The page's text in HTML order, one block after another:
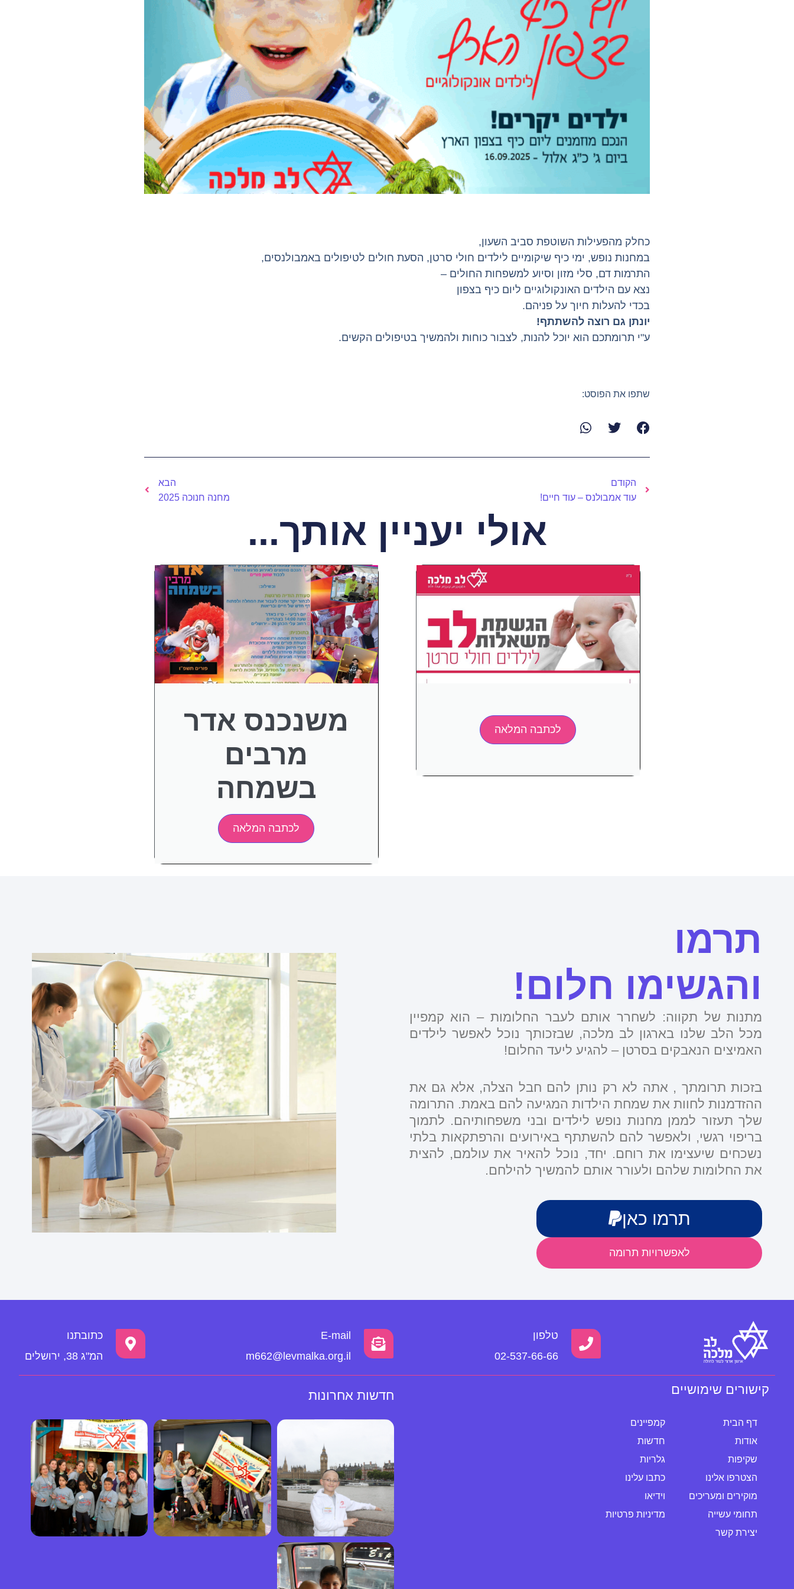
כחלק מהפעילות השוטפת סביב השעון,
במחנות נופש, ימי כיף שיקומיים לילדים חולי סרטן, הסעת חולים לטיפולים באמבולנסים,
התרמות דם, סלי מזון וסיוע למשפחות החולים –
נצא עם הילדים האונקולוגיים ליום כיף בצפון
בכדי להעלות חיוך על פניהם.
יונתן גם רוצה להשתתף!
ע"י תרומתכם הוא יוכל להנות, לצבור כוחות ולהמשיך בטיפולים הקשים.
שתפו את הפוסט:
הקודם
עוד אמבולנס – עוד חיים!
הבא
מחנה חנוכה 2025
אולי יעניין אותך...
לכתבה המלאה
משנכנס אדר
מרבים
בשמחה
לכתבה המלאה
תרמו
והגשימו חלום!
מתנות של תקווה: לשחרר אותם לעבר החלומות – הוא קמפיין
מכל הלב שלנו בארגון לב מלכה, שבזכותך נוכל לאפשר לילדים
האמיצים הנאבקים בסרטן – להגיע ליעד החלום!
בזכות תרומתך , אתה לא רק נותן להם חבל הצלה, אלא גם את
ההזדמנות לחוות את שמחת הילדות המגיעה להם באמת. התרומה
שלך תעזור לממן מחנות נופש לילדים ובני משפחותיהם. לתמוך
בריפוי רגשי, ולאפשר להם להשתתף באירועים והרפתקאות בלתי
נשכחים שיעצימו את רוחם. יחד, נוכל להאיר את עולמם, להצית
את החלומות שלהם ולעורר אותם להמשיך להילחם.
תרמו כאן
לאפשרויות תרומה
טלפון
02-537-66-66
E-mail
m662@levmalka.org.il
כתובתנו
המ"ג 38, ירושלים
קישורים שימושיים
דף הבית
אודות
שקיפות
הצטרפו אלינו
מוקירים ומעריכים
תחומי עשייה
יצירת קשר
קמפיינים
חדשות
גלריות
כתבו עלינו
וידיאו
מדיניות פרטיות
חדשות אחרונות